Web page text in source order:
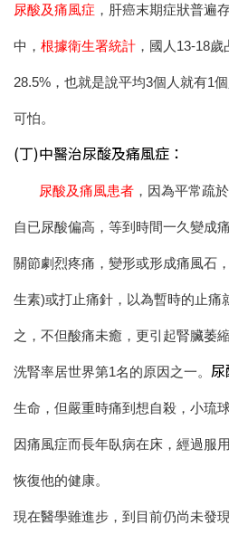
尿酸及痛風症 ， 肝癌末期症狀普遍
中， 根據衛生署統計 ，國人13-18
28.5%，也就是說平均3個人就有1
可怕。
(丁)中醫治尿酸及痛風症：
尿酸及痛風患者 ，因為平常疏
自已尿酸偏高，等到時間一久變成
關節劇烈疼痛，變形或形成痛風石
生素)或打止痛針，以為暫時的止痛
之，不但酸痛未癒，更引起腎臟萎
洗腎率居世界第1名的原因之一。
生命，但嚴重時痛到想自殺，小琉
因痛風症而長年臥病在床，經過服
恢復他的健康。
現在醫學雖進步，到目前仍尚未發